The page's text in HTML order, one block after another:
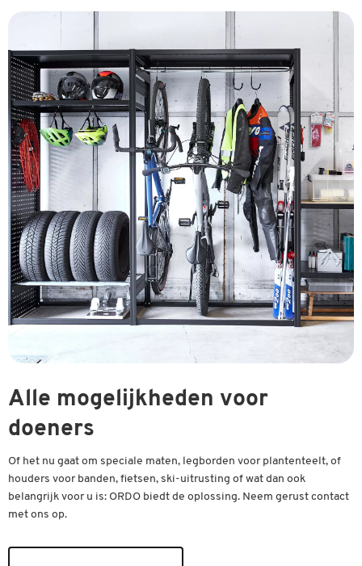
Alle mogelijkheden voor
doeners
Of het nu gaat om speciale maten, legborden voor plantenteelt, of
houders voor banden, fietsen, ski-uitrusting of wat dan ook
belangrijk voor u is: ORDO biedt de oplossing. Neem gerust contact
met ons op.